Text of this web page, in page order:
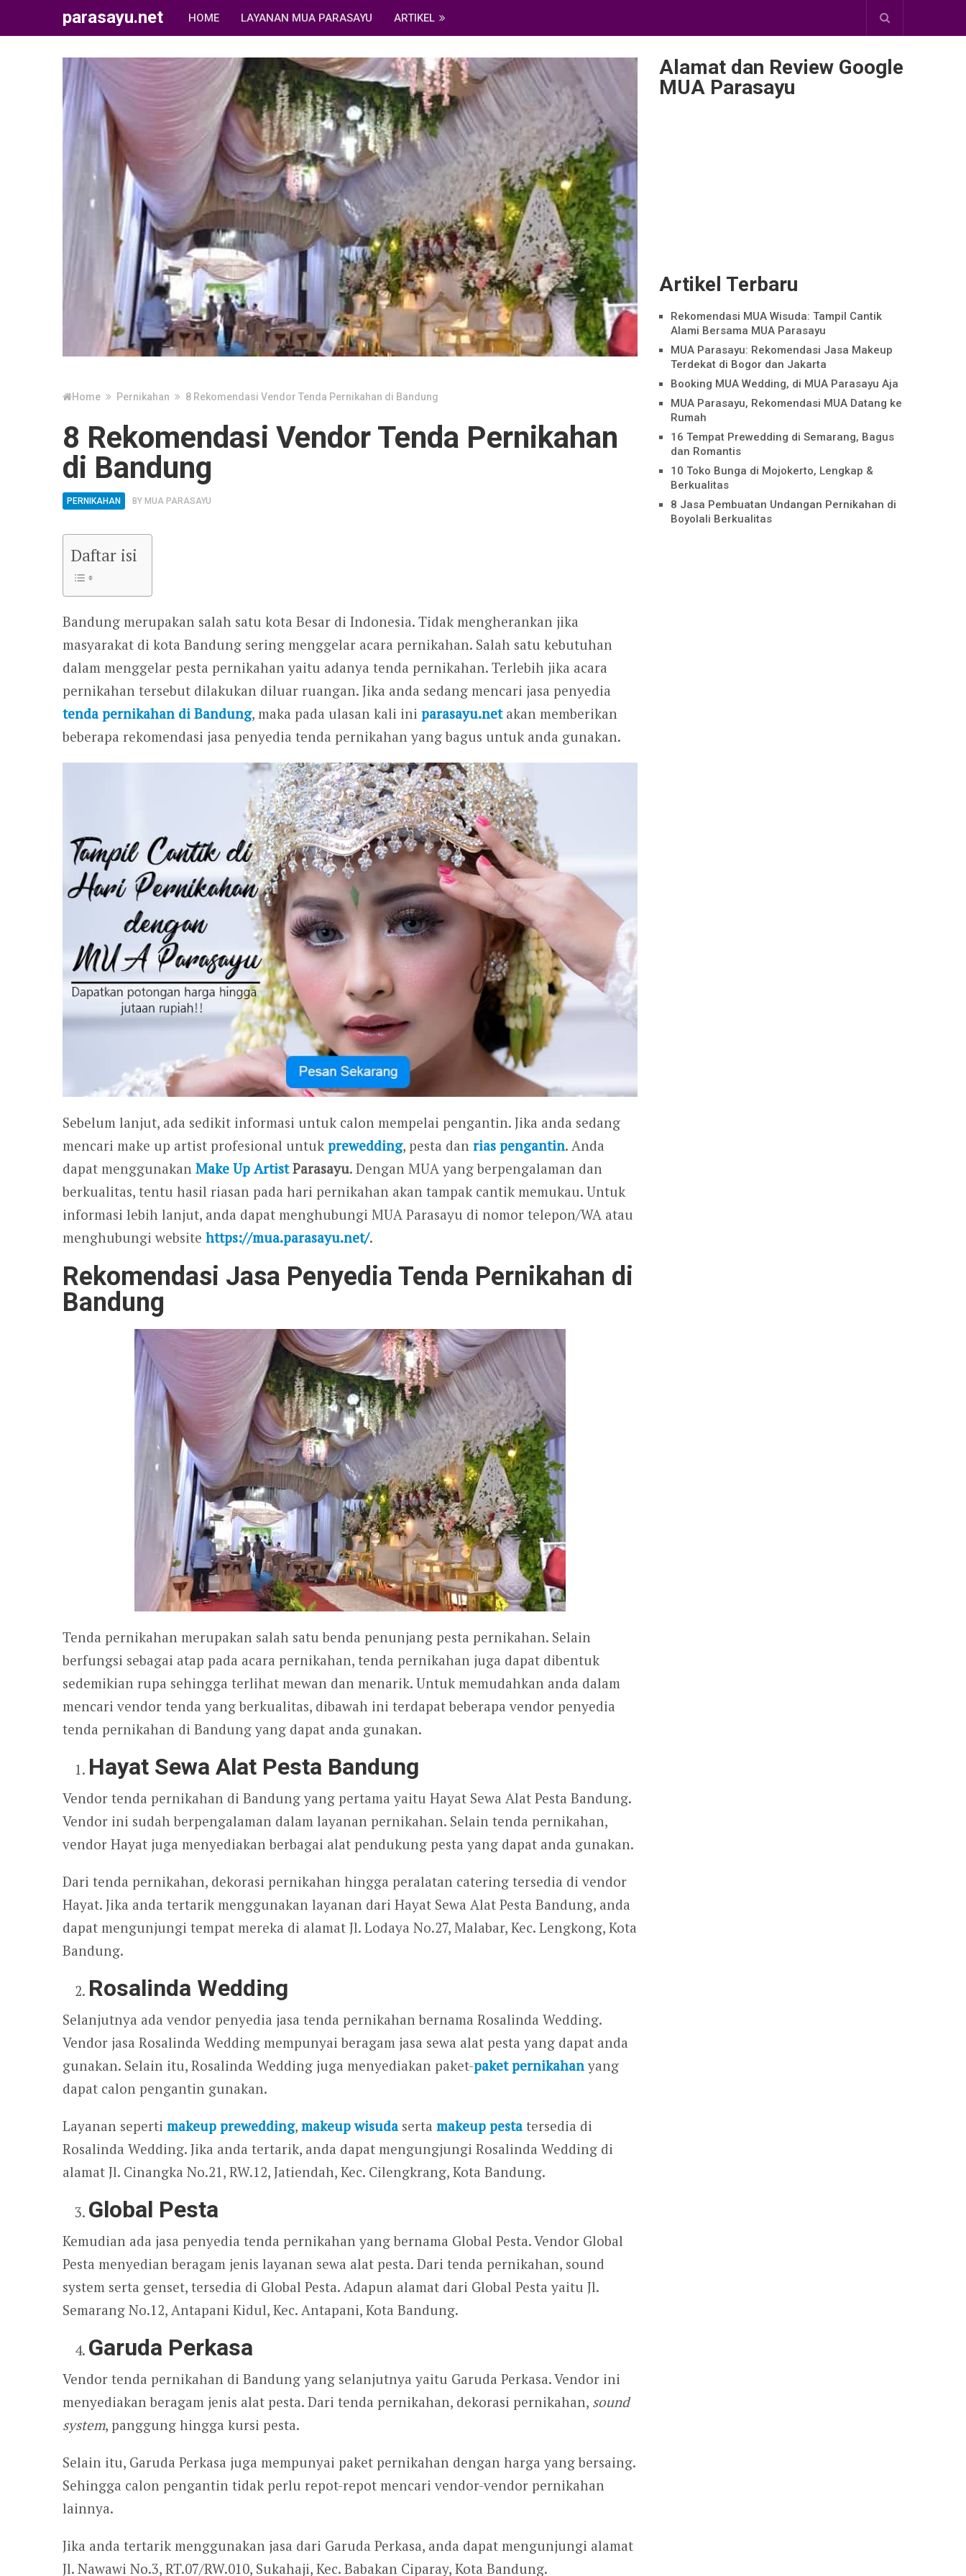
parasayu.net HOME LAYANAN MUA PARASAYU ARTIKEL
Home Pernikahan 8 Rekomendasi Vendor Tenda Pernikahan di Bandung
8 Rekomendasi Vendor Tenda Pernikahan
di Bandung
PERNIKAHAN BY MUA PARASAYU
Daftar isi
Bandung merupakan salah satu kota Besar di Indonesia. Tidak mengherankan jika
masyarakat di kota Bandung sering menggelar acara pernikahan. Salah satu kebutuhan
dalam menggelar pesta pernikahan yaitu adanya tenda pernikahan. Terlebih jika acara
pernikahan tersebut dilakukan diluar ruangan. Jika anda sedang mencari jasa penyedia
tenda pernikahan di Bandung, maka pada ulasan kali ini parasayu.netakan memberikan
beberapa rekomendasi jasa penyedia tenda pernikahan yang bagus untuk anda gunakan.
Sebelum lanjut, ada sedikit informasi untuk calon mempelai pengantin. Jika anda sedang
mencari make up artist profesional untuk prewedding, pesta dan rias pengantin. Anda
dapat menggunakan Make Up ArtistParasayu. Dengan MUA yang berpengalaman dan
berkualitas, tentu hasil riasan pada hari pernikahan akan tampak cantik memukau. Untuk
informasi lebih lanjut, anda dapat menghubungi MUA Parasayu di nomor telepon/WA atau
menghubungi website https://mua.parasayu.net/.
Rekomendasi Jasa Penyedia Tenda Pernikahan di
Bandung
Tenda pernikahan merupakan salah satu benda penunjang pesta pernikahan. Selain
berfungsi sebagai atap pada acara pernikahan, tenda pernikahan juga dapat dibentuk
sedemikian rupa sehingga terlihat mewan dan menarik. Untuk memudahkan anda dalam
mencari vendor tenda yang berkualitas, dibawah ini terdapat beberapa vendor penyedia
tenda pernikahan di Bandung yang dapat anda gunakan.
Hayat Sewa Alat Pesta Bandung
Vendor tenda pernikahan di Bandung yang pertama yaitu Hayat Sewa Alat Pesta Bandung.
Vendor ini sudah berpengalaman dalam layanan pernikahan. Selain tenda pernikahan,
vendor Hayat juga menyediakan berbagai alat pendukung pesta yang dapat anda gunakan.
Dari tenda pernikahan, dekorasi pernikahan hingga peralatan catering tersedia di vendor
Hayat. Jika anda tertarik menggunakan layanan dari Hayat Sewa Alat Pesta Bandung, anda
dapat mengunjungi tempat mereka di alamat Jl. Lodaya No.27, Malabar, Kec. Lengkong, Kota
Bandung.
Rosalinda Wedding
Selanjutnya ada vendor penyedia jasa tenda pernikahan bernama Rosalinda Wedding.
Vendor jasa Rosalinda Wedding mempunyai beragam jasa sewa alat pesta yang dapat anda
gunakan. Selain itu, Rosalinda Wedding juga menyediakan paket-paket pernikahan yang
dapat calon pengantin gunakan.
Layanan seperti makeup prewedding, makeup wisuda serta makeup pesta tersedia di
Rosalinda Wedding. Jika anda tertarik, anda dapat mengungjungi Rosalinda Wedding di
alamat Jl. Cinangka No.21, RW.12, Jatiendah, Kec. Cilengkrang, Kota Bandung.
Global Pesta
Kemudian ada jasa penyedia tenda pernikahan yang bernama Global Pesta. Vendor Global
Pesta menyedian beragam jenis layanan sewa alat pesta. Dari tenda pernikahan, sound
system serta genset, tersedia di Global Pesta. Adapun alamat dari Global Pesta yaitu Jl.
Semarang No.12, Antapani Kidul, Kec. Antapani, Kota Bandung.
Garuda Perkasa
Vendor tenda pernikahan di Bandung yang selanjutnya yaitu Garuda Perkasa. Vendor ini
menyediakan beragam jenis alat pesta. Dari tenda pernikahan, dekorasi pernikahan, sound
system, panggung hingga kursi pesta.
Selain itu, Garuda Perkasa juga mempunyai paket pernikahan dengan harga yang bersaing.
Sehingga calon pengantin tidak perlu repot-repot mencari vendor-vendor pernikahan
lainnya.
Jika anda tertarik menggunakan jasa dari Garuda Perkasa, anda dapat mengunjungi alamat
Jl. Nawawi No.3, RT.07/RW.010, Sukahaji, Kec. Babakan Ciparay, Kota Bandung.
Alamat dan Review Google
MUA Parasayu
Artikel Terbaru
Rekomendasi MUA Wisuda: Tampil Cantik
Alami Bersama MUA Parasayu
MUA Parasayu: Rekomendasi Jasa Makeup
Terdekat di Bogor dan Jakarta
Booking MUA Wedding, di MUA Parasayu Aja
MUA Parasayu, Rekomendasi MUA Datang ke
Rumah
16 Tempat Prewedding di Semarang, Bagus
dan Romantis
10 Toko Bunga di Mojokerto, Lengkap &
Berkualitas
8 Jasa Pembuatan Undangan Pernikahan di
Boyolali Berkualitas